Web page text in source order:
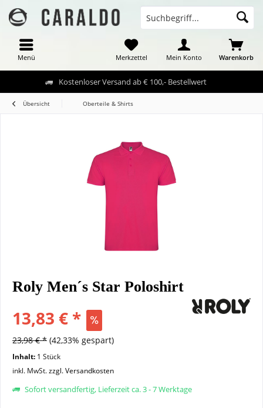
Kostenloser Versand ab € 100,- Bestellwert
Menü Warenkorb
Merkzettel Mein Konto
Übersicht Oberteile & Shirts
Roly Men´s Star Poloshirt
13,83 € *
23,98 € * (42,33% gespart)
Inhalt: 1 Stück
inkl. MwSt.zzgl. Versandkosten
Sofort versandfertig, Lieferzeit ca. 3 - 7 Werktage